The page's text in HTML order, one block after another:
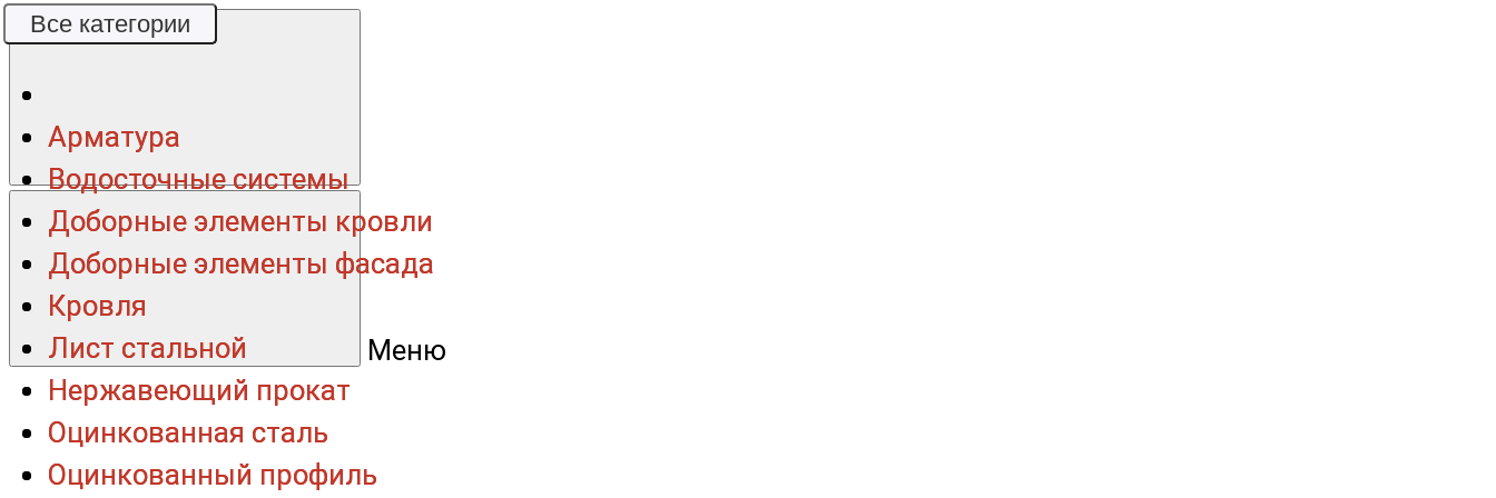
Меню
Все категории
Арматура
Водосточные системы
Доборные элементы кровли
Доборные элементы фасада
Кровля
Лист стальной
Нержавеющий прокат
Оцинкованная сталь
Оцинкованный профиль
Все категории
Арматура
Водосточные системы
Доборные элементы кровли
Доборные элементы фасада
Кровля
Лист стальной
Нержавеющий прокат
Оцинкованная сталь
Оцинкованный профиль